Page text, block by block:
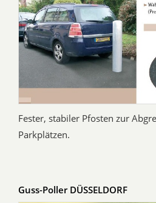
Fester, stabiler Pfosten zur
Parkplätzen.
Guss-Poller DÜSSELDORF